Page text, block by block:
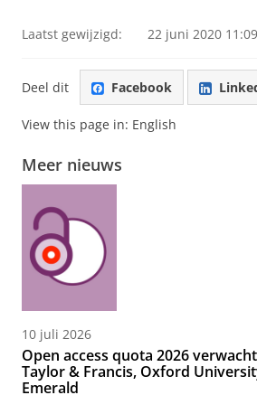
Laatst gewijzigd: 22 juni 2020 11:09
Deel dit Facebook
View this page in: English
Meer nieuws
10 juli 2026
Open access quota 2026
Taylor & Francis, Oxford
Emerald